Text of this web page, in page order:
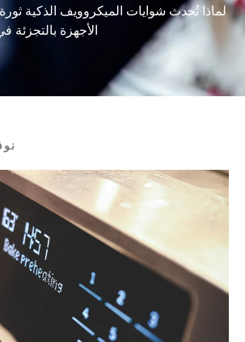
لماذا تُحدث شوايات الميكروويف الذكية
الأجهزة بالتجزئة في